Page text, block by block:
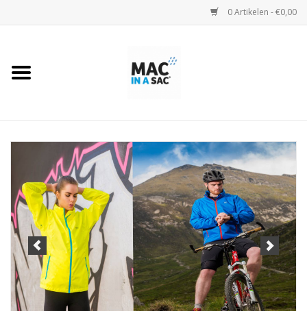
0 Artikelen - €0,00
Home
Regenjassen Kids
Regenjas Camo
Regenbroeken
Regenponcho's
Maattabel